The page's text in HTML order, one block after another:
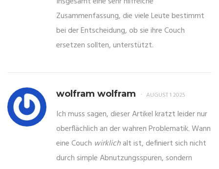
Zusammenfassung, die viele Leute bestimmt
bei der Entscheidung, ob sie ihre Couch
ersetzen sollten, unterstützt.
wolfram wolfram AUGUST 1 2025
Ich muss sagen, dieser Artikel kratzt leider nur
oberflächlich an der wahren Problematik. Wann
eine Couch wirklichalt ist, definiert sich nicht
durch simple Abnutzungsspuren, sondern